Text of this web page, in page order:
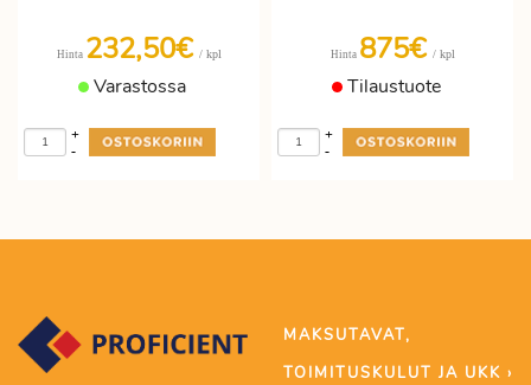
Hinta 232,50€ / kpl
Varastossa
-
+
Hinta 875€ / kpl
Tilaustuote
-
+
MAKSUTAVAT,
TOIMITUSKULUT JA UKK ›